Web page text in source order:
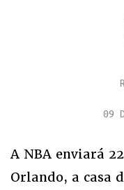
09
A NBA enviará
Orlando, a casa